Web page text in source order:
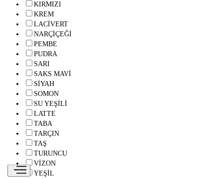
KIRMIZI
KREM
LACİVERT
NARÇİÇEĞİ
PEMBE
PUDRA
SARI
SAKS MAVİ
SİYAH
SOMON
SU YEŞİLİ
LATTE
TABA
TARÇIN
TAŞ
TURUNCU
VİZON
YEŞİL